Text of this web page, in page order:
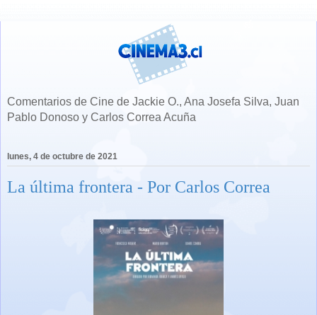
Comentarios de Cine de Jackie O., Ana Josefa Silva, Juan
Pablo Donoso y Carlos Correa Acuña
lunes, 4 de octubre de 2021
La última frontera - Por Carlos Correa